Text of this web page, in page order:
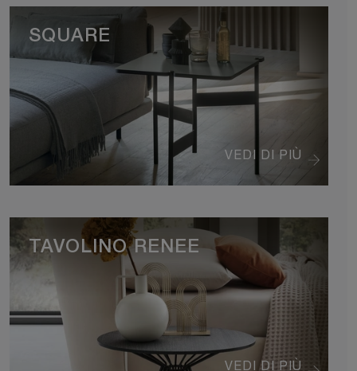
VEDI DI PIÙ
SQUARE
VEDI DI PIÙ
TAVOLINO RENEE